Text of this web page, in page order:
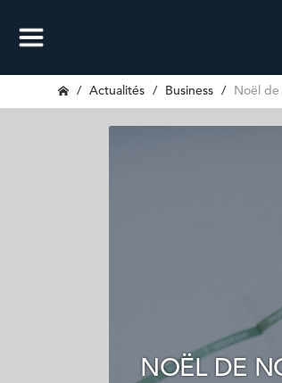
Actualités Business Noël de
NOËL DE